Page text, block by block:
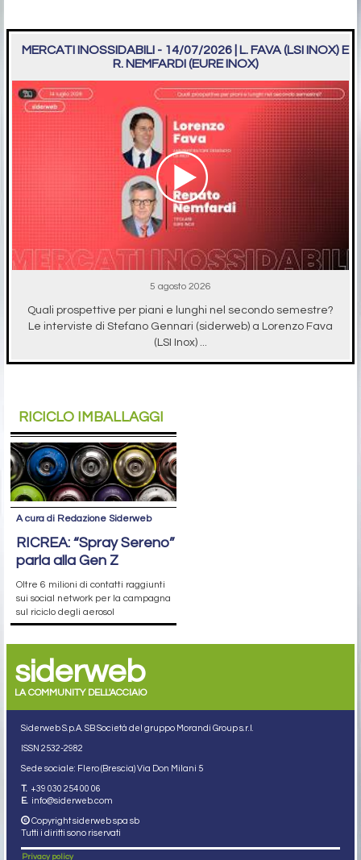
MERCATI INOSSIDABILI - 14/07/2026 | L. FAVA (LSI INOX) E
R. NEMFARDI (EURE INOX)
5 agosto 2026
Quali prospettive per piani e lunghi nel secondo semestre?
Le interviste di Stefano Gennari (siderweb) a Lorenzo Fava
(LSI Inox) ...
RICICLO IMBALLAGGI
A cura di Redazione Siderweb
RICREA: “Spray Sereno”
parla alla Gen Z
Oltre 6 milioni di contatti raggiunti
sui social network per la campagna
sul riciclo degli aerosol
siderweb
LA COMMUNITY DELL'ACCIAIO
Siderweb S.p.A. SB Società del gruppo Morandi Group s.r.l.
ISSN 2532-2982
Sede sociale: Flero (Brescia) Via Don Milani 5
T. +39 030 254 00 06
E. info@siderweb.com
Copyright siderweb spa sb
Tutti i diritti sono riservati
Privacy policy